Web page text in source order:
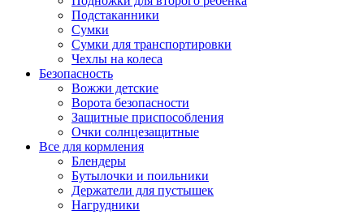
Подстаканники
Сумки
Сумки для транспортировки
Чехлы на колеса
Безопасность
Вожжи детские
Ворота безопасности
Защитные приспособления
Очки солнцезащитные
Все для кормления
Блендеры
Бутылочки и поильники
Держатели для пустышек
Нагрудники